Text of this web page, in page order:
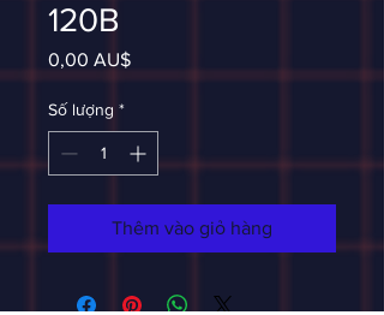
120B
0,00 AU$Giá
Số lượng *
Thêm vào giỏ hàng